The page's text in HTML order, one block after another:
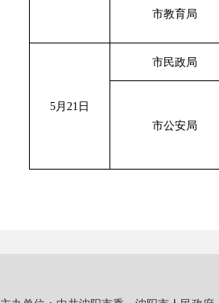
市教育局
5月21日
市民政局
市公安局